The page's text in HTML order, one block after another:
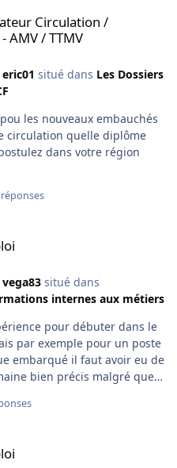
Circulation /
AMV / TTMV
eric01 situé dans Les Dossiers
circulation quelle diplôme
dans votre région
réponses
vega83situé dans
internes aux métiers
par exemple pour un poste
bien précis malgré que
pour maitriser ton
psycho que je trouvent